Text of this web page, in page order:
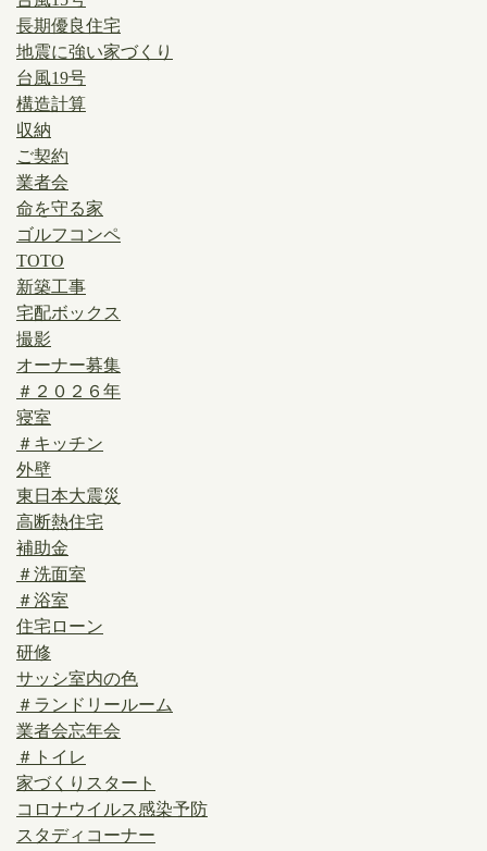
長期優良住宅
地震に強い家づくり
台風19号
構造計算
収納
ご契約
業者会
命を守る家
ゴルフコンペ
TOTO
新築工事
宅配ボックス
撮影
オーナー募集
＃２０２６年
寝室
＃キッチン
外壁
東日本大震災
高断熱住宅
補助金
＃洗面室
＃浴室
住宅ローン
研修
サッシ室内の色
＃ランドリールーム
業者会忘年会
＃トイレ
家づくりスタート
コロナウイルス感染予防
スタディコーナー